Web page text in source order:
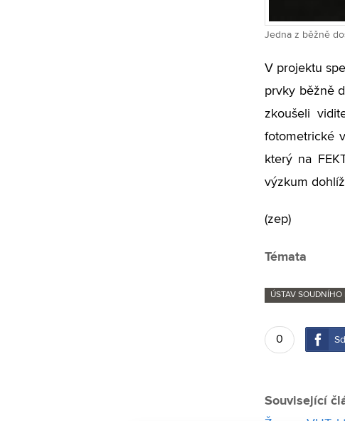
Jedna z běžně
V projektu
prvky běžně
zkoušeli
fotometrické
který na
výzkum
(zep)
Témata
ÚSTAV SOUDNÍHO
0
Související